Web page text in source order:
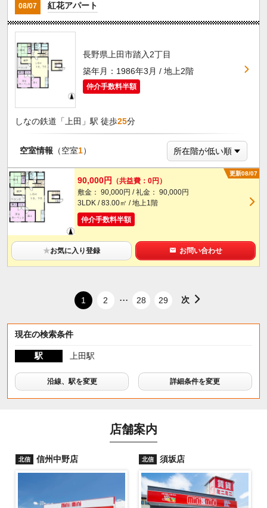
08/07 紅花アパート
長野県上田市踏入2丁目
築年月：1986年3月 / 地上2階
仲介手数料半額
しなの鉄道「上田」駅 徒歩25分
空室情報 （空室1）
更新08/07
90,000円
（共益費：0円）
敷金： 90,000円 / 礼金： 90,000円
3LDK / 83.00㎡ / 地上1階
仲介手数料半額
★お気に入り登録 お問い合わせ
1 2 ... 28 29 次
現在の検索条件
駅 上田駅
沿線、駅を変更 詳細条件を変更
店舗案内
北信 信州中野店 北信 須坂店